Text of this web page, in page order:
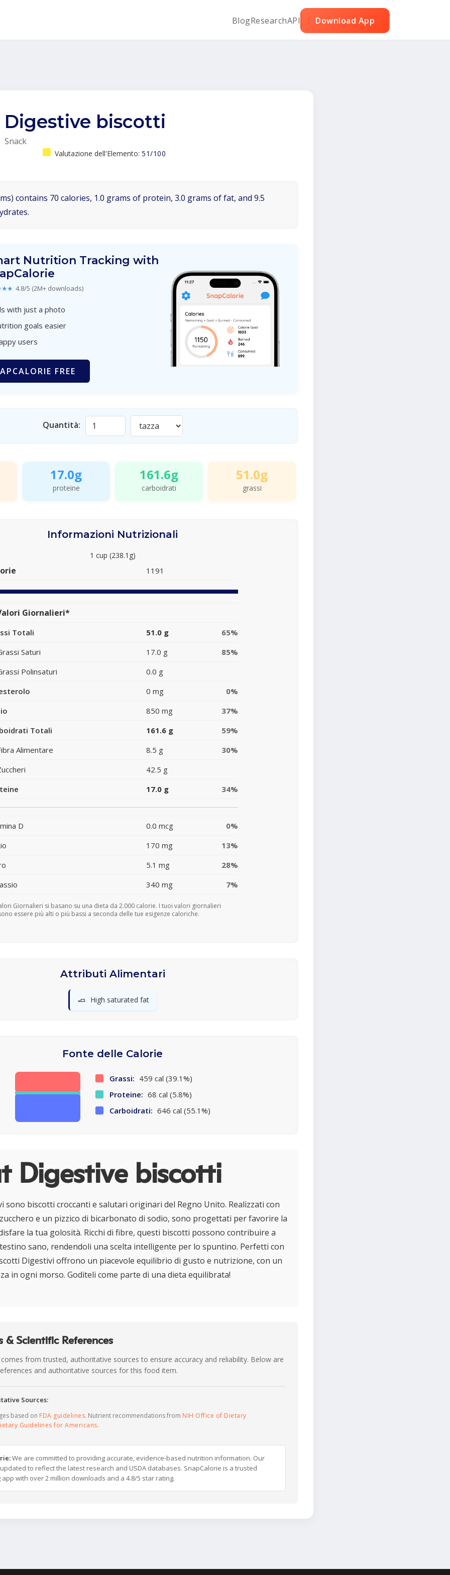
BlogResearchAPI Download App
Digestive biscotti
Snack
Valutazione dell'Elemento: 51/100
contains 70 calories, 1.0 grams of protein, 3.0 grams of fat, and 9.5
Nutrition Tracking with
4.8/5 (2M+ downloads)
with just a photo
goals easier
users
FREE
Quantità:
17.0g
proteine
161.6g
carboidrati
51.0g
grassi
Informazioni Nutrizionali
1 cup (238.1g)
1191
Giornalieri*
Totali 51.0 g
65%
Saturi
17.0 g
85%
Polinsaturi
0.0 g
0 mg
0%
850 mg
37%
Totali
161.6 g
59%
Alimentare
8.5 g
30%
42.5 g
17.0 g 34%
D 0.0 mcg
0%
170 mg
13%
5.1 mg
28%
340 mg 7%
Giornalieri si basano su una dieta da 2.000 calorie. I tuoi valori giornalieri
essere più alti o più bassi a seconda delle tue esigenze caloriche.
Attributi Alimentari
🧈 High saturated fat
Fonte delle Calorie
Grassi: 459 cal (39.1%)
Proteine: 68 cal (5.8%)
Carboidrati: 646 cal (55.1%)
Digestive biscotti
sono biscotti croccanti e salutari originari del Regno Unito. Realizzati con
e un pizzico di bicarbonato di sodio, sono progettati per favorire la
la tua golosità. Ricchi di fibre, questi biscotti possono contribuire a
sano, rendendoli una scelta intelligente per lo spuntino. Perfetti con
Digestivi offrono un piacevole equilibrio di gusto e nutrizione, con un
in ogni morso. Goditeli come parte di una dieta equilibrata!
& Scientific References
from trusted, authoritative sources to ensure accuracy and reliability. Below are
and authoritative sources for this food item.
Sources:
based on FDA guidelines. Nutrient recommendations from NIH Office of Dietary
Guidelines for Americans.
We are committed to providing accurate, evidence-based nutrition information. Our
to reflect the latest research and USDA databases. SnapCalorie is a trusted
with over 2 million downloads and a 4.8/5 star rating.